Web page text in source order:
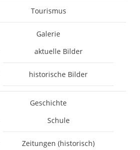
Tourismus
Galerie
aktuelle Bilder
historische Bilder
Geschichte
Schule
Zeitungen (historisch)